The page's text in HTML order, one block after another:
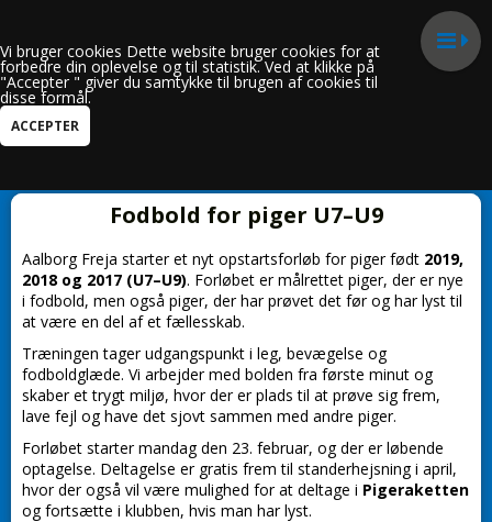
Fodbold for piger U7–U9
Aalborg Freja starter et nyt opstartsforløb for piger født 2019,
2018 og 2017 (U7–U9). Forløbet er målrettet piger, der er nye
i fodbold, men også piger, der har prøvet det før og har lyst til
at være en del af et fællesskab.
Træningen tager udgangspunkt i leg, bevægelse og
fodboldglæde. Vi arbejder med bolden fra første minut og
skaber et trygt miljø, hvor der er plads til at prøve sig frem,
lave fejl og have det sjovt sammen med andre piger.
Forløbet starter mandag den 23. februar, og der er løbende
optagelse. Deltagelse er gratis frem til standerhejsning i april,
hvor der også vil være mulighed for at deltage i Pigeraketten
og fortsætte i klubben, hvis man har lyst.
Vi bruger cookies Dette website bruger cookies for at
forbedre din oplevelse og til statistik. Ved at klikke på
"Accepter " giver du samtykke til brugen af cookies til
disse formål.